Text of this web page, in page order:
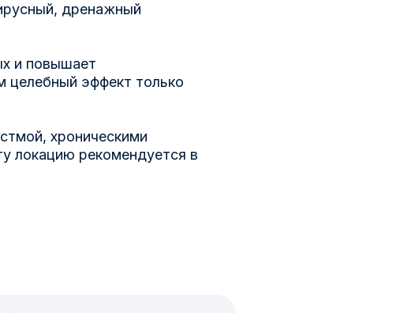
дренажный
и повышает
целебный эффект только
хроническими
локацию рекомендуется в